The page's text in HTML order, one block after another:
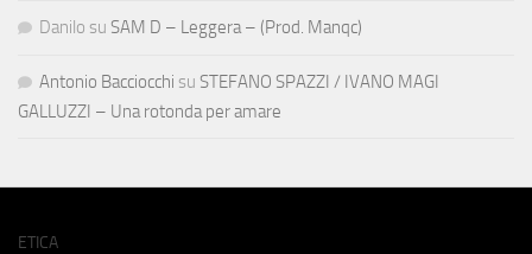
Danilo su SAM D – Leggera – (Prod. Manqc)
Antonio Bacciocchi su STEFANO SPAZZI / IVANO MAGI
GALLUZZI – Una rotonda per amare
ETICA